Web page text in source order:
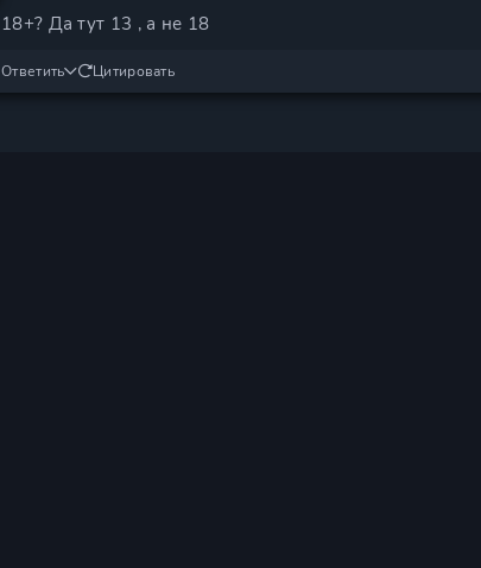
18+? Да тут 13 , а не 18
Ответить Цитировать